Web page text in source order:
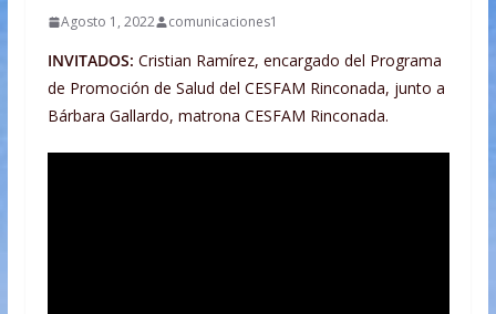
Agosto 1, 2022 comunicaciones1
INVITADOS: Cristian Ramírez, encargado del Programa
de Promoción de Salud del CESFAM Rinconada, junto a
Bárbara Gallardo, matrona CESFAM Rinconada.